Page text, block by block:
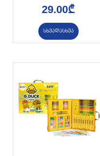
29.00₾
სხვადასხვა